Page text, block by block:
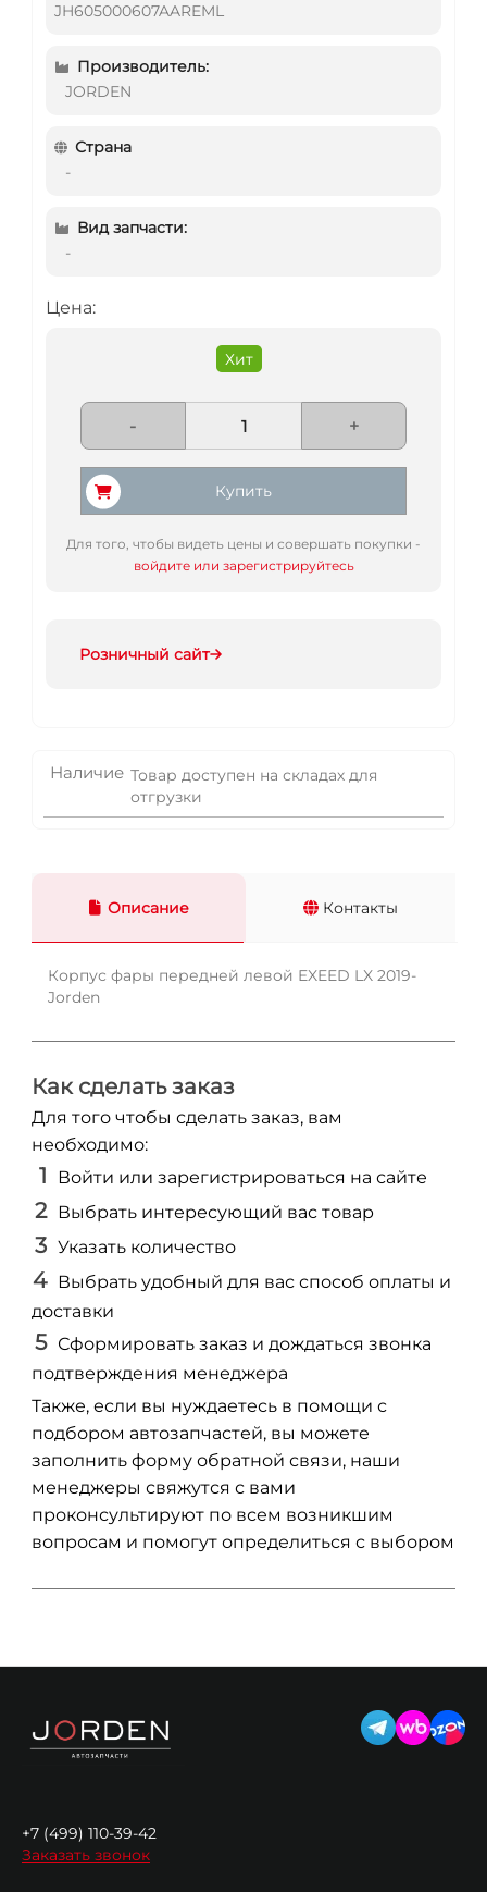
JH605000607AAREML
Производитель:
JORDEN
Страна
-
Вид запчасти:
-
Цена:
Хит
- +
Купить
Для того, чтобы видеть цены и совершать покупки -
войдите или зарегистрируйтесь
Розничный сайт
Наличие Товар доступен на складах для
отгрузки
Описание Контакты
Корпус фары передней левой EXEED LX 2019-
Jorden
Как сделать заказ
Для того чтобы сделать заказ, вам
необходимо:
Войти или зарегистрироваться на сайте
Выбрать интересующий вас товар
Указать количество
Выбрать удобный для вас способ оплаты и
доставки
Сформировать заказ и дождаться звонка
подтверждения менеджера
Также, если вы нуждаетесь в помощи с
подбором автозапчастей, вы можете
заполнить форму обратной связи, наши
менеджеры свяжутся с вами
проконсультируют по всем возникшим
вопросам и помогут определиться с выбором
+7 (499) 110-39-42
Заказать звонок